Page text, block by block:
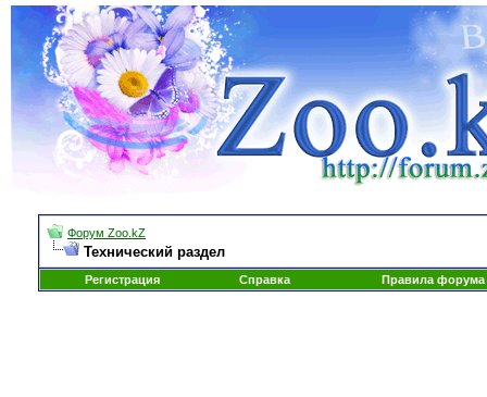
Форум Zoo.kZ
Технический раздел
Регистрация Справка Правила форума